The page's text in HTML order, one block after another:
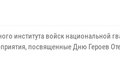
института войск национальной
посвященные Дню Героев